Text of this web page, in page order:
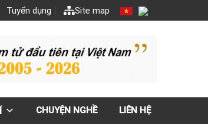
Tuyển dụng Site map
CHUYỆN NGHỀ LIÊN HỆ